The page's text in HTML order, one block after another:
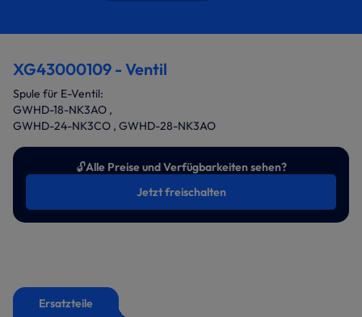
XG43000109 - Ventil
Spule für E-Ventil:
GWHD-18-NK3AO ,
GWHD-24-NK3CO , GWHD-28-NK3AO
🔓Alle Preise und Verfügbarkeiten sehen?
Jetzt freischalten
Ersatzteile